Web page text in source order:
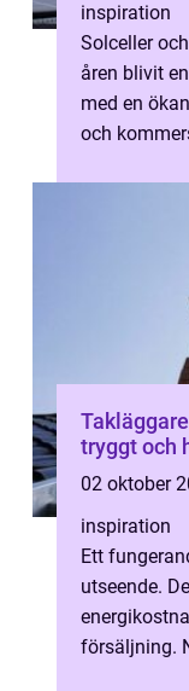
inspiration
Solceller
åren blivit
med en
och
tryggt och
02 oktober
inspiration
Ett
utseende.
försäljning.